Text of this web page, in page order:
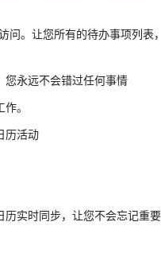
。让您所有的待办事项列表
您永远不会错过任何事情
。
历活动
实时同步，让您不会忘记重